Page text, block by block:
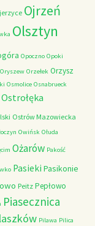
Ojrzeń
Olsztyn
Opoczno Opoki
Oryszew Orzełek Orzysz
Osmolice Osnabrueck
Ostrołęka
Ostrów Mazowiecka
Owińsk Ołuda
Ożarów Pakość
Pasieki Pasikonie
Peitz Pepłowo
Piasecznica
Pilawa Pilica